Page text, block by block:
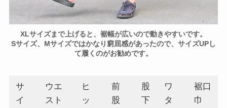
XLサイズまで上げると、裾幅が広いので動きやすいです。
Sサイズ、Mサイズではかなり窮屈感があったので、サイズUPし
て履くのがお勧めです。
サ
イ
ウエ
スト
ヒ
ッ
前
股
股
下
ワ
タ
裾口
巾